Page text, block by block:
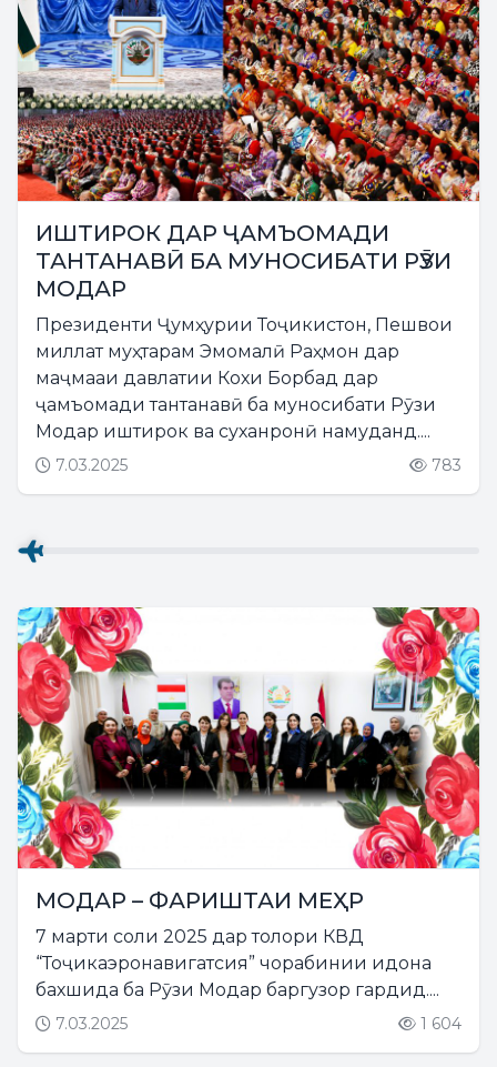
ИШТИРОК ДАР ҶАМЪОМАДИ
ТАНТАНАВӢ БА МУНОСИБАТИ РӮЗИ
МОДАР
Президенти Ҷумҳурии Тоҷикистон, Пешвои
миллат муҳтарам Эмомалӣ Раҳмон дар
маҷмааи давлатии Кохи Борбад дар
ҷамъомади тантанавӣ ба муносибати Рӯзи
Модар иштирок ва суханронӣ намуданд....
7.03.2025 783
МОДАР – ФАРИШТАИ МЕҲР
7 марти соли 2025 дар толори КВД
“Тоҷикаэронавигатсия” чорабинии идона
бахшида ба Рӯзи Модар баргузор гардид....
7.03.2025 1 604